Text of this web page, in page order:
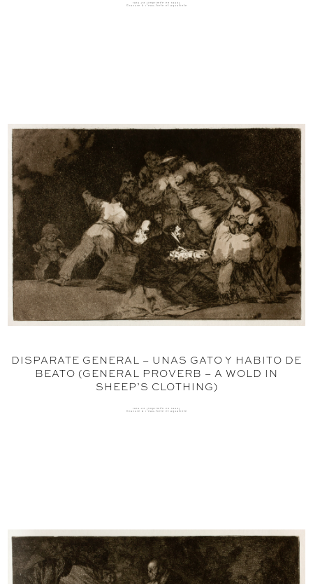
1816-23 (imprimée en 1864)
Gravure à l'eau-forte et aquatinte
DISPARATE GENERAL – UNAS GATO Y HABITO DE
BEATO (GENERAL PROVERB – A WOLD IN
SHEEP’S CLOTHING)
1816-23 (imprimée en 1864)
Gravure à l'eau-forte et aquatinte